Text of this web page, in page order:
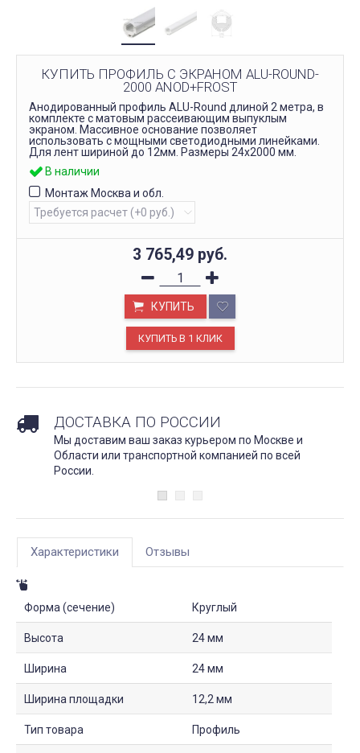
КУПИТЬ ПРОФИЛЬ С ЭКРАНОМ ALU-ROUND-
2000 ANOD+FROST
Анодированный профиль ALU-Round длиной 2 метра, в
комплекте с матовым рассеивающим выпуклым
экраном. Массивное основание позволяет
использовать с мощными светодиодными линейками.
Для лент шириной до 12мм. Размеры 24x2000 мм.
В наличии
Монтаж Москва и обл.
3 765,49 руб.
КУПИТЬ
ДОСТАВКА ПО РОССИИ
Мы доставим ваш заказ курьером по Москве и
Области или транспортной компанией по всей
России.
Характеристики Отзывы
Форма (сечение) Круглый
Высота 24 мм
Ширина 24 мм
Ширина площадки 12,2 мм
Тип товара Профиль